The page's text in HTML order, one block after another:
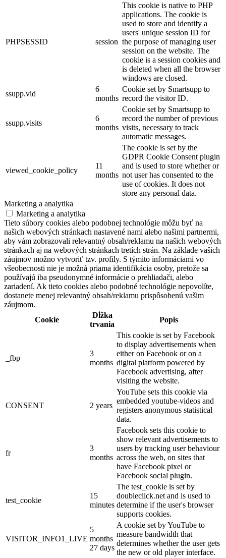
PHPSESSID session
This cookie is native to PHP
applications. The cookie is
used to store and identify a
users' unique session ID for
the purpose of managing user
session on the website. The
cookie is a session cookies and
is deleted when all the browser
windows are closed.
ssupp.vid
6
months
Cookie set by Smartsupp to
record the visitor ID.
ssupp.visits
6
months
Cookie set by Smartsupp to
record the number of previous
visits, necessary to track
automatic messages.
viewed_cookie_policy
11
months
The cookie is set by the
GDPR Cookie Consent plugin
and is used to store whether or
not user has consented to the
use of cookies. It does not
store any personal data.
Marketing a analytika
Marketing a analytika
Tieto súbory cookies alebo podobnej technológie môžu byť na
našich webových stránkach nastavené nami alebo našimi partnermi,
aby vám zobrazovali relevantný obsah/reklamu na našich webových
stránkach aj na webových stránkach tretích strán. Na základe vašich
záujmov možno vytvoriť tzv. profily. S týmito informáciami vo
všeobecnosti nie je možná priama identifikácia osoby, pretože sa
používajú iba pseudonymné informácie o prehliadači, alebo
zariadení. Ak tieto cookies alebo podobné technológie nepovolíte,
dostanete menej relevantný obsah/reklamu prispôsobenú vašim
záujmom.
Cookie
Dĺžka
trvania
Popis
_fbp
3
months
This cookie is set by Facebook
to display advertisements when
either on Facebook or on a
digital platform powered by
Facebook advertising, after
visiting the website.
CONSENT 2 years
YouTube sets this cookie via
embedded youtube-videos and
registers anonymous statistical
data.
fr
3
months
Facebook sets this cookie to
show relevant advertisements to
users by tracking user behaviour
across the web, on sites that
have Facebook pixel or
Facebook social plugin.
test_cookie
15
minutes
The test_cookie is set by
doubleclick.net and is used to
determine if the user's browser
supports cookies.
VISITOR_INFO1_LIVE
5
months
27 days
A cookie set by YouTube to
measure bandwidth that
determines whether the user gets
the new or old player interface.